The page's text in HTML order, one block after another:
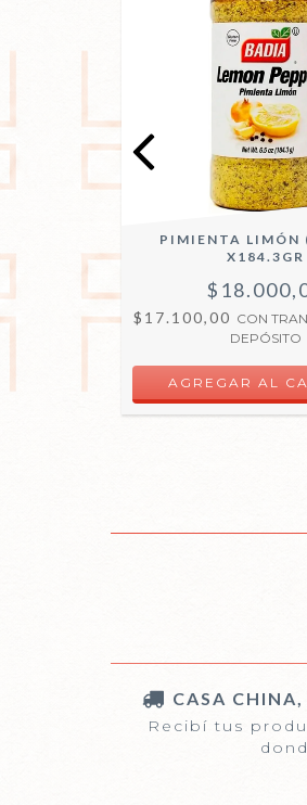
O
PIMIENTA LIMÓN
X184.3GR
$17.100,00 CON
DEPÓSITO
CASA
Recibí tus